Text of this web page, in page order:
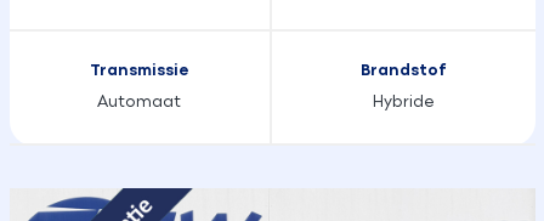
Transmissie
Automaat
Brandstof
Hybride